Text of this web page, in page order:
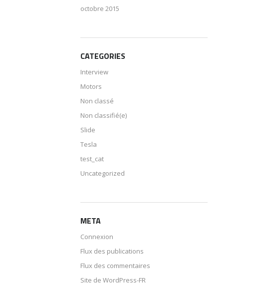
octobre 2015
CATEGORIES
Interview
Motors
Non classé
Non classifié(e)
Slide
Tesla
test_cat
Uncategorized
META
Connexion
Flux des publications
Flux des commentaires
Site de WordPress-FR